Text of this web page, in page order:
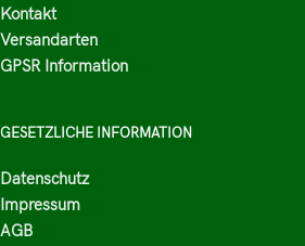
Kontakt
Versandarten
GPSR Information
GESETZLICHE INFORMATION
Datenschutz
Impressum
AGB